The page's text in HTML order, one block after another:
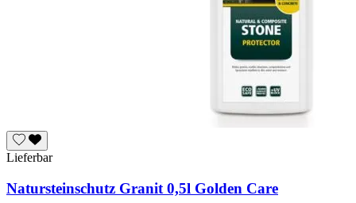
Lieferbar
Natursteinschutz Granit 0,5l Golden Care